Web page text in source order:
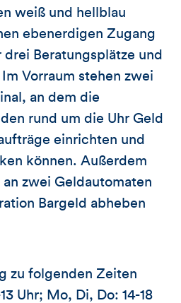
weiß und hellblau
ebenerdigen Zugang
Beratungsplätze und
Vorraum stehen zwei
an dem die
rund um die Uhr Geld
einrichten und
können. Außerdem
zwei Geldautomaten
Bargeld abheben
zu folgenden Zeiten
Uhr; Mo, Di, Do: 14-18